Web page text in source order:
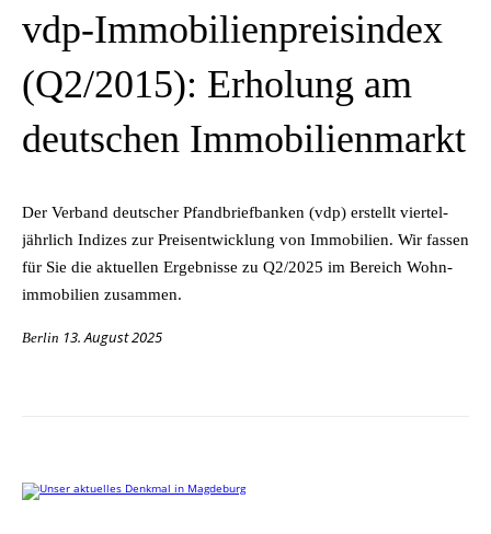
vdp-Immobilienpreisindex
(Q2/2015): Erholung am
deutschen Immobilienmarkt
Der Ver­band deut­scher Pfand­brief­ban­ken (vdp) er­stellt vier­tel­
jähr­lich In­di­zes zur Preis­ent­wick­lung von Im­mo­bi­li­en. Wir fas­sen
für Sie die ak­tu­el­len Er­geb­nis­se zu Q2/2025 im Be­reich Wohn­
im­mo­bi­li­en zusammen.
Berlin 13. August 2025